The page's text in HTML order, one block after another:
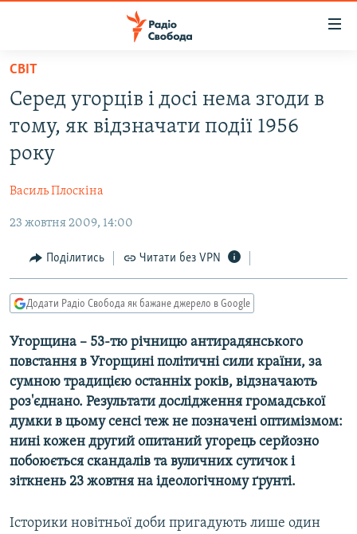
Перейти
основного
матеріалу
Перейти
до
основної
Перейти
пошуку
ВСЕ ЗА ДОБУ
СТАТТІ
СУСПІЛЬСТВО
КУЛЬТУРА
УКРАЇНА
СВІТ
РОСІЙСЬКА «ФІЛЬТРАЦІЯ»
ДОНБАС.РЕАЛІЇ
КРИМ.РЕАЛІЇ
СХЕМИ
КИТАЙ.ВИКЛИКИ
ФОТО
СПЕЦПРОЄКТИ
ПОДКАСТИ
РУС
СВІТ
Серед угорців і досі нема згоди в
тому, як відзначати події 1956
року
Василь Плоскіна
23 жовтня 2009, 14:00
Поділитись Читати без VPN
Додати Радіо Свобода як бажане джерело в Google
Угорщина – 53-тю річницю антирадянського
повстання в Угорщині політичні сили країни, за
сумною традицією останніх років, відзначають
роз'єднано. Результати дослідження громадської
думки в цьому сенсі теж не позначені оптимізмом:
нині кожен другий опитаний угорець серйозно
побоюється скандалів та вуличних сутичок і
зіткнень 23 жовтня на ідеологічному ґрунті.
Історики новітньої доби пригадують лише один